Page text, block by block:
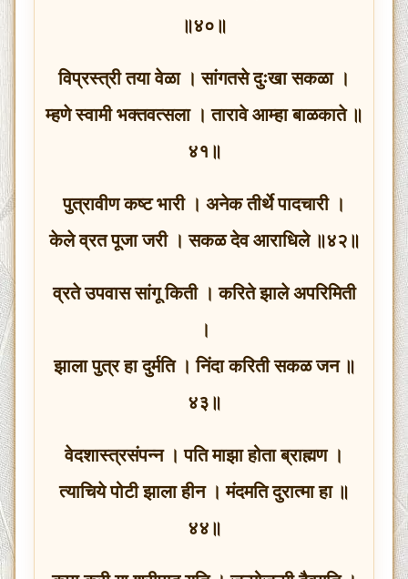
॥४०॥
विप्रस्त्री तया वेळा । सांगतसे दुःखा सकळा ।
म्हणे स्वामी भक्तवत्सला । तारावे आम्हा बाळकाते ॥
४१॥
पुत्रावीण कष्ट भारी । अनेक तीर्थे पादचारी ।
केले व्रत पूजा जरी । सकळ देव आराधिले ॥४२॥
व्रते उपवास सांगू किती । करिते झाले अपरिमिती
।
झाला पुत्र हा दुर्मति । निंदा करिती सकळ जन ॥
४३॥
वेदशास्त्रसंपन्न । पति माझा होता ब्राह्मण ।
त्याचिये पोटी झाला हीन । मंदमति दुरात्मा हा ॥
४४॥